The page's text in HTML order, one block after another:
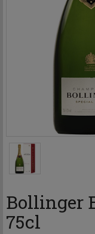
Bollinger
75cl